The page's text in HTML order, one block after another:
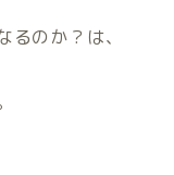
のか？は、